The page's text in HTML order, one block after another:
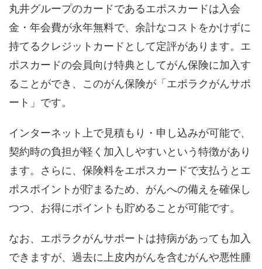
丸井グループのカードであるエポスカードは入会
金・年会費が永年無料で、余計なコストをかけずに
持てるクレジットカードとして定評があります。エ
ポスカードの会員向け特典としてがん保険に加入す
ることができ、このがん保険が「エポラクがんサポ
ート」です。
インターネット上で見積もり・申し込みが可能で、
契約時の負担が軽く加入しやすいという特徴があり
ます。さらに、保険料をエポスカードで支払うとエ
ポスポイントが貯まるため、がんへの備えを確保し
つつ、お得にポイントも貯めることが可能です。
なお、エポラクがんサポートは持病があっても加入
できますが、過去に上皮内がんを含むがんや悪性腫